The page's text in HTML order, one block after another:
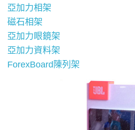
亞加力相架
磁石相架
亞加力眼鏡架
亞加力資料架
ForexBoard陳列架